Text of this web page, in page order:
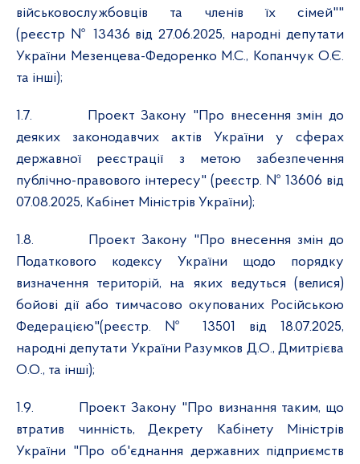
військовослужбовців та членів їх сімей""
(реєстр № 13436 від 27.06.2025, народні депутати
України Мезенцева-Федоренко М.С., Копанчук О.Є.
та інші);
1.7.
Проект Закону "Про внесення змін до
деяких законодавчих актів України у сферах
державної реєстрації з метою забезпечення
публічно-правового інтересу" (реєстр. № 13606 від
07.08.2025, Кабінет Міністрів України);
1.8.
Проект Закону "Про внесення змін до
Податкового кодексу України щодо порядку
визначення територій, на яких ведуться (велися)
бойові дії або тимчасово окупованих Російською
Федерацією"(реєстр. № 13501 від 18.07.2025,
народні депутати України Разумков Д.О., Дмитрієва
О.О., та інші);
1.9.
Проект Закону "Про визнання таким, що
втратив чинність, Декрету Кабінету Міністрів
України "Про об'єднання державних підприємств